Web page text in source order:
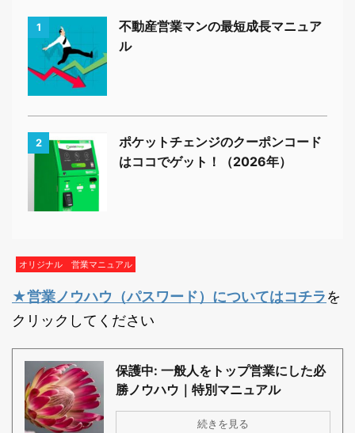
1
不動産営業マンの最短成長マニュア
ル
2
ポケットチェンジのクーポンコード
はココでゲット！（2026年）
オリジナル 営業マニュアル
★営業ノウハウ（パスワード） についてはコチラを
クリックしてください
保護中: 一般人をトップ営業にした必
勝ノウハウ｜特別マニュアル
続きを見る